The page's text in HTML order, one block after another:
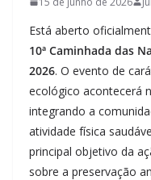
Está aberto
10ª Caminhada das
2026. O evento de
ecológico acontecerá
integrando a
atividade física
principal objetivo da
sobre a preservação